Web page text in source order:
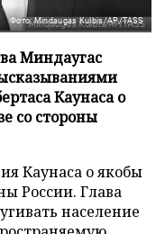
Фото: Mindaugas Kulbis/AP/TASS
Миндаугас
Каунаса о
со стороны
Каунаса о якобы
России. Глава
население